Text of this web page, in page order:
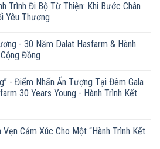
Trình Đi Bộ Từ Thiện: Khi Bước Chân
Yêu Thương
- 30 Năm Dalat Hasfarm & Hành
Đồng
- Điểm Nhấn Ấn Tượng Tại Đêm Gala
30 Years Young - Hành Trình Kết
Vẹn Cảm Xúc Cho Một “Hành Trình Kết